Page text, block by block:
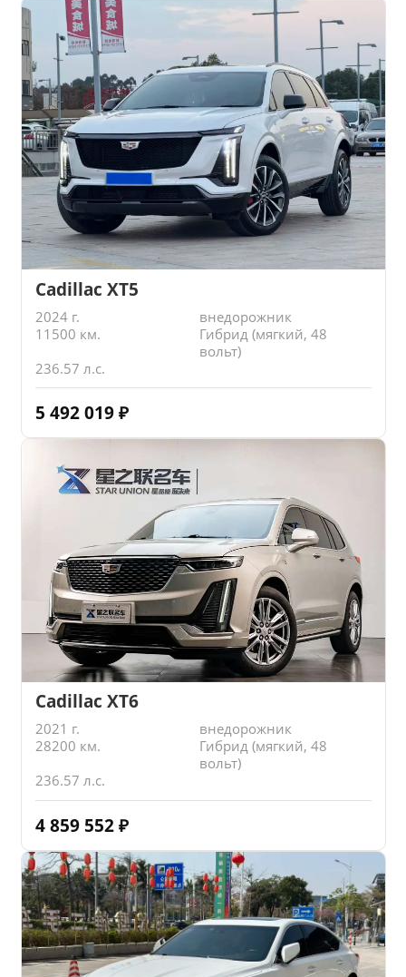
Cadillac XT5
2024 г.
внедорожник
11500 км.
Гибрид (мягкий, 48
вольт)
236.57 л.с.
5 492 019 ₽
Cadillac XT6
2021 г.
внедорожник
28200 км.
Гибрид (мягкий, 48
вольт)
236.57 л.с.
4 859 552 ₽